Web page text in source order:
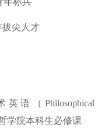
拔尖人才
语（Philosophical
学院本科生必修课